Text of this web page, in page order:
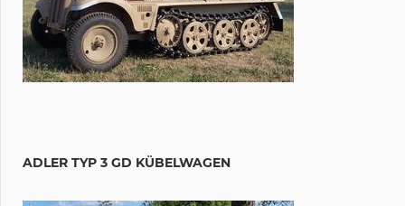
ADLER TYP 3 GD KÜBELWAGEN